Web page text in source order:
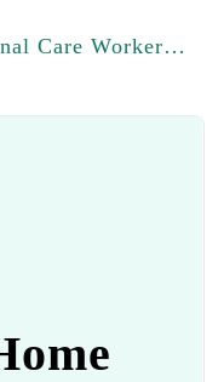
職位編號：PCW 260526）